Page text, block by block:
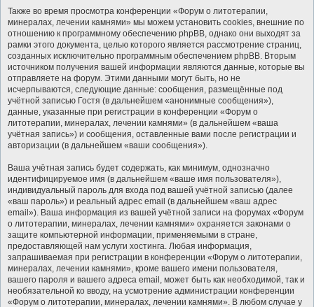
Также во время просмотра конференции «Форум о литотерапии,
минералах, лечении камнями» мы можем установить cookies, внешние по
отношению к программному обеспечению phpBB, однако они выходят за
рамки этого документа, целью которого является рассмотрение страниц,
созданных исключительно программным обеспечением phpBB. Вторым
источником получения вашей информации являются данные, которые вы
отправляете на форум. Этими данными могут быть, но не
исчерпываются, следующие данные: сообщения, размещённые под
учётной записью Гостя (в дальнейшем «анонимные сообщения»),
данные, указанные при регистрации в конференции «Форум о
литотерапии, минералах, лечении камнями» (в дальнейшем «ваша
учётная запись») и сообщения, оставленные вами после регистрации и
авторизации (в дальнейшем «ваши сообщения»).
Ваша учётная запись будет содержать, как минимум, однозначно
идентифицируемое имя (в дальнейшем «ваше имя пользователя»),
индивидуальный пароль для входа под вашей учётной записью (далее
«ваш пароль») и реальный адрес email (в дальнейшем «ваш адрес
email»). Ваша информация из вашей учётной записи на форумах «Форум
о литотерапии, минералах, лечении камнями» охраняется законами о
защите компьютерной информации, применяемыми в стране,
предоставляющей нам услуги хостинга. Любая информация,
запрашиваемая при регистрации в конференции «Форум о литотерапии,
минералах, лечении камнями», кроме вашего имени пользователя,
вашего пароля и вашего адреса email, может быть как необходимой, так и
необязательной ко вводу, на усмотрение администрации конференции
«Форум о литотерапии, минералах, лечении камнями». В любом случае у